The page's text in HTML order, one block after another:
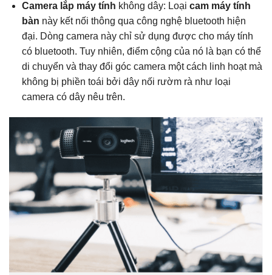
Camera lắp máy tính không dây: Loại cam máy tính
bàn này kết nối thông qua công nghệ bluetooth hiện
đại. Dòng camera này chỉ sử dụng được cho máy tính
có bluetooth. Tuy nhiên, điểm cộng của nó là bạn có thể
di chuyển và thay đổi góc camera một cách linh hoạt mà
không bị phiền toái bởi dây nối rườm rà như loại
camera có dây nêu trên.